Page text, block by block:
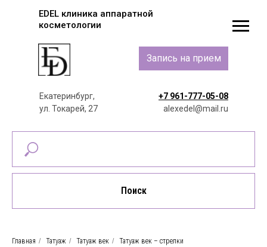
Екатеринбург,
ул. Токарей, 27
+7 961-777-05-08
alexedel@mail.ru
Запись на прием
EDEL клиника аппаратной
косметологии
Поиск
Главная / Татуаж / Татуаж век / Татуаж век – стрелки